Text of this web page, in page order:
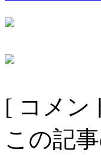
[ コメン
この記